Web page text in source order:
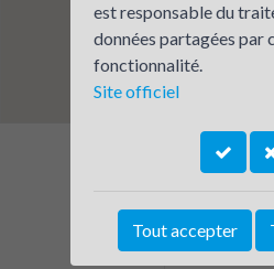
est responsable du
données partagées par
fonctionnalité.
Site officiel
Tout accepter